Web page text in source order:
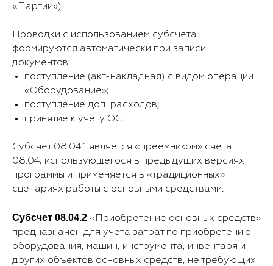
«Партии»).
Проводки с использованием субсчета
формируются автоматически при записи
документов:
поступление (акт-накладная) с видом операции
«Оборудование»;
поступление доп. расходов;
принятие к учету ОС.
Субсчет 08.04.1 является «преемником» счета
08.04, использующегося в предыдущих версиях
программы и применяется в «традиционных»
сценариях работы с основными средствами.
Субсчет 08.04.2 «Приобретение основных средств»
предназначен для учета затрат по приобретению
оборудования, машин, инструмента, инвентаря и
других объектов основных средств, не требующих